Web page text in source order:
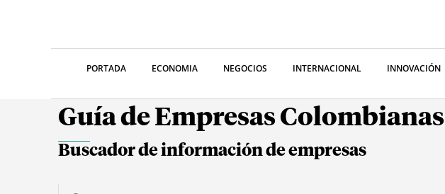
PORTADA ECONOMIA NEGOCIOS INTERNACIONAL INNOVACIÓN
Guía de Empresas Colombianas
Buscador de información de empresas